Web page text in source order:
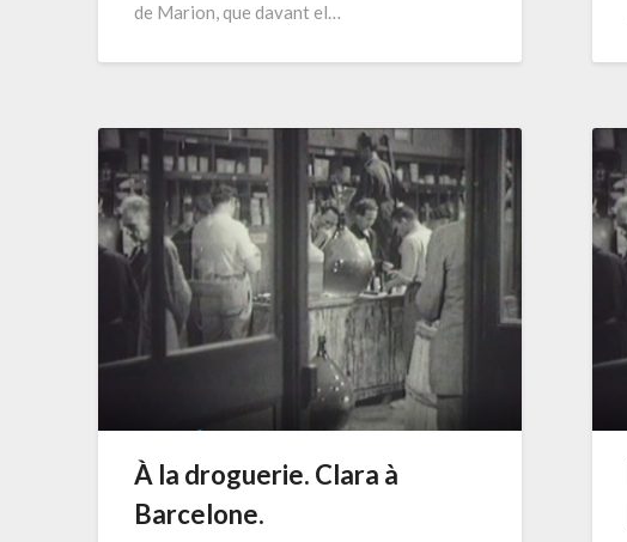
de Marion, que davant el…
À la droguerie. Clara à
Barcelone.